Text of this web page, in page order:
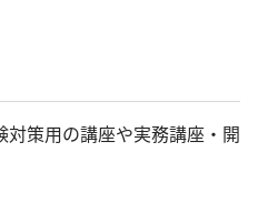
策用の講座や実務講座・開